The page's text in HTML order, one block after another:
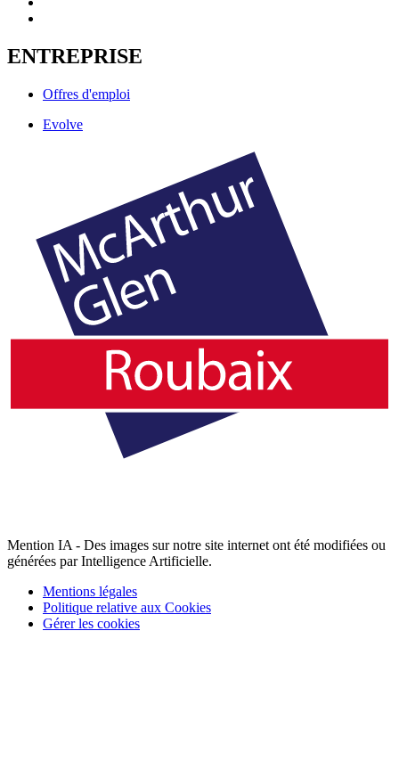
ENTREPRISE
Offres d'emploi
Evolve
Mention IA - Des images sur notre site internet ont été modifiées ou
générées par Intelligence Artificielle.
Mentions légales
Politique relative aux Cookies
Gérer les cookies